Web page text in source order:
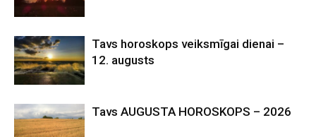
Tavs horoskops veiksmīgai dienai –
12. augusts
Tavs AUGUSTA HOROSKOPS – 2026